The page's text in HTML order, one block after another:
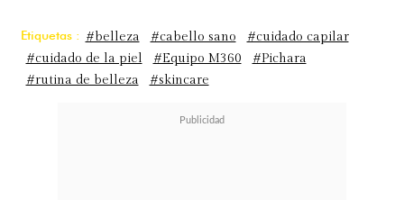
Etiquetas : #belleza #cabello sano
#cuidado capilar
#cuidado de la piel
#Equipo M360
#Pichara
#rutina de belleza
#skincare